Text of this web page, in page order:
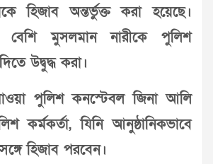
হিজাব অন্তর্ভুক্ত করা হয়েছে।
মুসলমান নারীকে পুলিশ
উদ্বুদ্ধ করা।
পুলিশ কনস্টেবল জিনা আলি
কর্মকর্তা, যিনি আনুষ্ঠানিকভাবে
হিজাব পরবেন।